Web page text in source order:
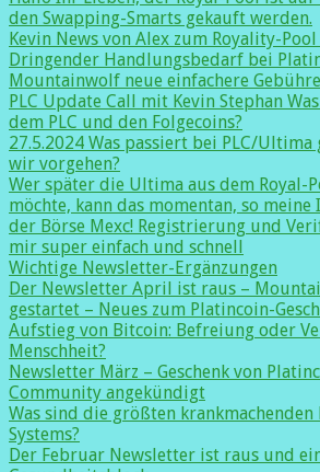
den Swapping-Smarts gekauft werden.
Kevin News von Alex zum Royality-Pool
Dringender Handlungsbedarf bei
Mountainwolf neue einfachere
PLC Update Call mit Kevin Stephan
dem PLC und den Folgecoins?
27.5.2024 Was passiert bei PLC/Ultima
wir vorgehen?
Wer später die Ultima aus dem Royal-
möchte, kann das momentan, so
der Börse Mexc! Registrierung und
mir super einfach und schnell
Wichtige Newsletter-Ergänzungen
Der Newsletter April ist raus –
gestartet – Neues zum Platincoin-
Aufstieg von Bitcoin: Befreiung oder
Menschheit?
Newsletter März – Geschenk von
Community angekündigt
Was sind die größten krankmachenden
Systems?
Der Februar Newsletter ist raus und